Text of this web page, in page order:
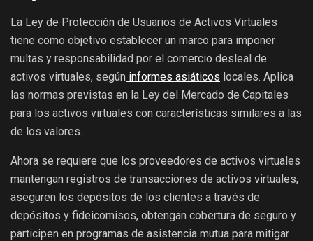
La Ley de Protección de Usuarios de Activos Virtuales
tiene como objetivo establecer un marco para imponer
multas y responsabilidad por el comercio desleal de
activos virtuales, según informes asiáticos locales. Aplica
las normas previstas en la Ley del Mercado de Capitales
para los activos virtuales con características similares a las
de los valores.
Ahora se requiere que los proveedores de activos virtuales
mantengan registros de transacciones de activos virtuales,
aseguren los depósitos de los clientes a través de
depósitos y fideicomisos, obtengan cobertura de seguro y
participen en programas de asistencia mutua para mitigar